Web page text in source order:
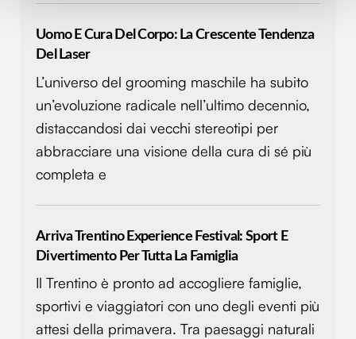
e imposta le tue preferenze nellasezione dettagli. Puoi
modificare o ritirare il tuo consenso in qualsiasi momento
Utilizziamo i cookie per personalizzare contenuti ed
annunci, per fornire funzionalità dei social media e per
analizzare il nostro traffico. Condividiamo inoltre
informazioni sul modo in cui utilizzi il nostro sito con i
nostri partner che si occupano di analisi dei dati web,
pubblicità e social media, i quali potrebbero combinarle
raccolto dal tuo utilizzo dei loro servizi.
Uomo E Cura Del Corpo: La Crescente Tendenza
Del Laser
L’universo del grooming maschile ha subito
un’evoluzione radicale nell’ultimo decennio,
distaccandosi dai vecchi stereotipi per
abbracciare una visione della cura di sé più
completa e
Arriva Trentino Experience Festival: Sport E
Divertimento Per Tutta La Famiglia
Il Trentino è pronto ad accogliere famiglie,
sportivi e viaggiatori con uno degli eventi più
attesi della primavera. Tra paesaggi naturali